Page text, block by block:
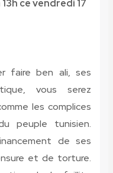
ce vendredi 17
faire ben ali, ses
vous serez
les complices
peuple tunisien.
de ses
et de torture.